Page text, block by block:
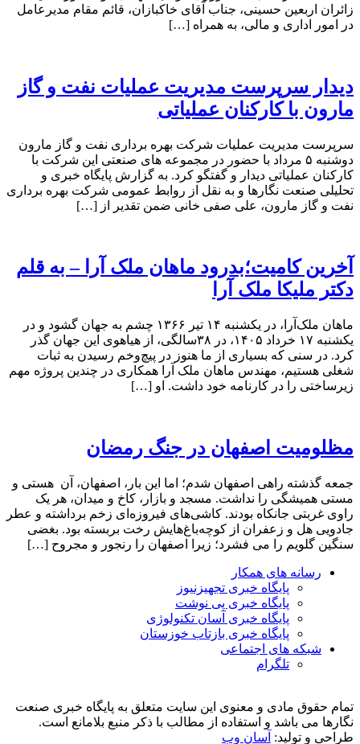
زائران اربعین حسینی، جناب آقای خاکبازان، قائم مقام مدیرعامل
در امور اداری و مالی، به همراه […]
دیدار سرپرست مدیریت عملیات نفت و گاز
مارون با کارکنان عملیاتی
سرپرست مدیریت عملیات شرکت بهره برداری نفت و گاز مارون
دوشنبه ۵ مرداد با حضور در مجموعه های صنعتی این شرکت با
کارکنان عملیاتی دیدار و گفتگو کرد. به گزارش پایگاه خبری و
تحلیلی صنعت نگارها و به نقل از روابط عمومی شرکت بهره برداری
نفت و گاز مارون، علی صفی خانی ضمن تقدیر از […]
آخرین کامیت؛بدرود ماهان ملک آرا – به قلم
دکتر ملیکا ملک آرا
ماهان ملک‌آرا، در یکشنبه ۱۴ تیر ۱۳۶۶ چشم به جهان گشود و در
یکشنبه ۱۷ خرداد ۱۴۰۵، در ۳۸سالگی، از هیاهوی این جهان گذر
کرد. در سنی که بسیاری از ما هنوز در پیچ‌وخم رسیدن به ثبات
شغلی هستیم، مهندس ماهان ملک آرا همکاری در چندین پروژه مهم
زیرساختی را در کارنامه خود داشت. او […]
مظلومیت اصفهان در جنگ رمضان
جمعه گذشته راهی اصفهان شدم؛ اما این بار، اصفهان، آن هستی و
مستی همیشگی را نداشت. مسجد و بازار، کاخ و میدان، هر یک
راوی غربتی جانکاه بودند. کاشی‌های فیروزه‌ای زخم برداشته و عطر
جادویی هل و زعفران از کوچه‌باغ‌هایش رخت بربسته بود. بغضی
سنگین گلویم را می فشرد؛ زیرا اصفهان را رنجور و مجروح […]
رسانه های همکار
پایگاه خبری تجهیزنیوز
پایگاه خبری پی نوشت
پایگاه خبری آسان تکنولوژی
پایگاه خبری بازتاب خوزستان
شبکه های اجتماعی
تلگرام
تمام حقوق مادی و معنوی این سایت متعلق به پایگاه خبری صنعت
نگارها می باشد و استفاده از مطالب با ذکر منبع بلامانع است.
طراحی و تولید: آسان وب